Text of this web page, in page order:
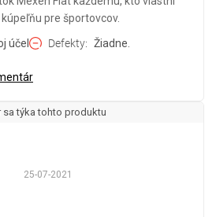
pre športovcov.
účel Defekty Žiadne.
sa týka tohto produktu
25-07-2021